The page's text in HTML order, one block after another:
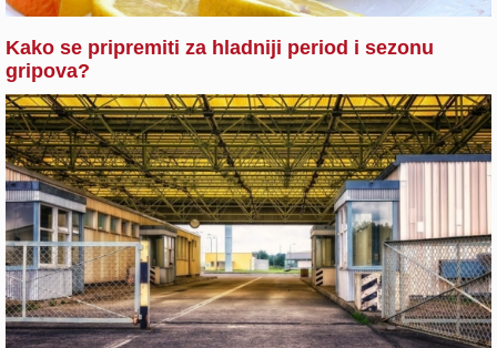
Kako se pripremiti za hladniji period i sezonu
gripova?